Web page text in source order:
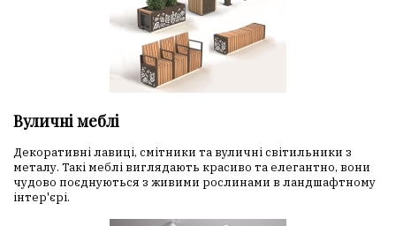
Вуличні меблі
Декоративні лавиці, смітники та вуличні світильники з
металу. Такі меблі виглядають красиво та елегантно, вони
чудово поєднуються з живими рослинами в ландшафтному
інтер'єрі.